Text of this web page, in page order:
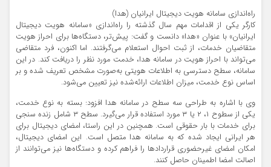
راه‌اندازی سامانه هویت دیجیتال ایرانیان (هدا)
کارگر یکی از اقدامات مهم سال گذشته را راه‌اندازی «سامانه هویت دیجیتال
ایرانیان» با عنوان «هدا» دانست و گفت: پیش‌تر، دستگاه‌ها برای احراز هویت
متقاضیان خدمات، از ثبت احوال استعلام می‌گرفتند. اما اکنون، فرد متقاضی
می‌تواند با احراز هویت در سامانه هدا، خدمت مورد نظر را دریافت کند. در این
سامانه، سطح دسترسی به اطلاعات هویتی به‌صورت مشخص تعریف شده و بر
اساس نوع خدمت، میزان اطلاعات ارائه‌شده نیز تعیین می‌شود.
وی با اشاره به طراحی سه سطح در سامانه هدا افزود: بسته به نوع خدمت،
یکی از سطوح ۱، ۲ یا ۳ مورد استفاده قرار می‌گیرد. سطح ۳ شامل زنده‌ سنجی
برای خدمات با بار حقوقی است. همچنین در این راستا، امضای دیجیتال برای
هر ایرانی ایجاد شده که به سامانه هدا متصل است. این امضای دیجیتال،
امکان امضای غیرحضوری قراردادها را فراهم کرده و دستگاه‌ها نیز می‌توانند از
اصالت امضا اطمینان حاصل کنند.